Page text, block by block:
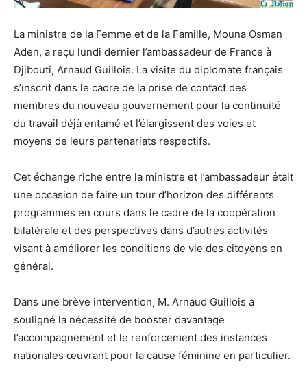
La ministre de la Femme et de la Famille, Mouna Osman
Aden, a reçu lundi dernier l’ambassadeur de France à
Djibouti, Arnaud Guillois. La visite du diplomate français
s’inscrit dans le cadre de la prise de contact des
membres du nouveau gouvernement pour la continuité
du travail déjà entamé et l’élargissent des voies et
moyens de leurs partenariats respectifs.
Cet échange riche entre la ministre et l’ambassadeur était
une occasion de faire un tour d’horizon des différents
programmes en cours dans le cadre de la coopération
bilatérale et des perspectives dans d’autres activités
visant à améliorer les conditions de vie des citoyens en
général.
Dans une brève intervention, M. Arnaud Guillois a
souligné la nécessité de booster davantage
l’accompagnement et le renforcement des instances
nationales œuvrant pour la cause féminine en particulier.